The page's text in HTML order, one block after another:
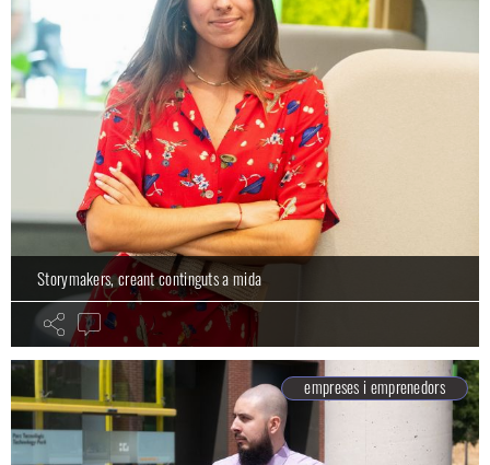
Storymakers, creant continguts a mida
empreses i emprenedors